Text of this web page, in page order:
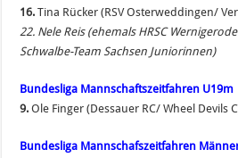
16. Tina Rücker (RSV Osterweddingen/
22. Nele Reis (ehemals HRSC
Schwalbe-Team Sachsen Juniorinnen)
Bundesliga Mannschaftszeitfahren U19m
9. Ole Finger (Dessauer RC/ Wheel Devils
Bundesliga Mannschafszeitfahren